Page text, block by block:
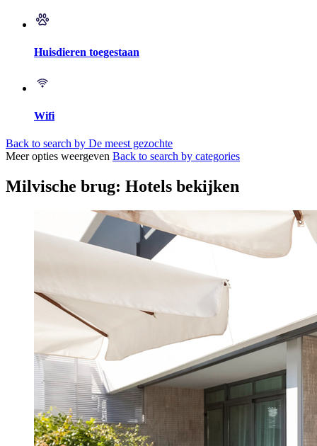
Huisdieren toegestaan
Wifi
Back to search by De meest gezochte
Meer opties weergeven Back to search by categories
Milvische brug: Hotels bekijken